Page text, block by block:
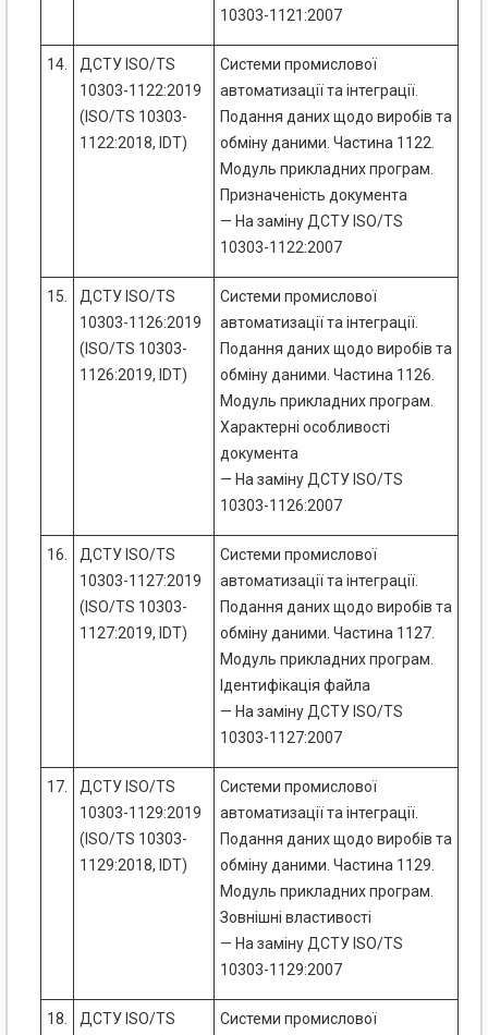
10303-1121:2007
14.
ДСТУ ISO/TS
10303-1122:2019
(ISO/TS 10303-
1122:2018, IDT)
Системи промислової
автоматизації та інтеграції.
Подання даних щодо виробів та
обміну даними. Частина 1122.
Модуль прикладних програм.
Призначеність документа
— На заміну ДСТУ ISO/TS
10303-1122:2007
15.
ДСТУ ISO/TS
10303-1126:2019
(ISO/TS 10303-
1126:2019, IDT)
Системи промислової
автоматизації та інтеграції.
Подання даних щодо виробів та
обміну даними. Частина 1126.
Модуль прикладних програм.
Характерні особливості
документа
— На заміну ДСТУ ISO/TS
10303-1126:2007
16.
ДСТУ ISO/TS
10303-1127:2019
(ISO/TS 10303-
1127:2019, IDT)
Системи промислової
автоматизації та інтеграції.
Подання даних щодо виробів та
обміну даними. Частина 1127.
Модуль прикладних програм.
Ідентифікація файла
— На заміну ДСТУ ISO/TS
10303-1127:2007
17.
ДСТУ ISO/TS
10303-1129:2019
(ISO/TS 10303-
1129:2018, IDT)
Системи промислової
автоматизації та інтеграції.
Подання даних щодо виробів та
обміну даними. Частина 1129.
Модуль прикладних програм.
Зовнішні властивості
— На заміну ДСТУ ISO/TS
10303-1129:2007
18.
ДСТУ ISO/TS
Системи промислової